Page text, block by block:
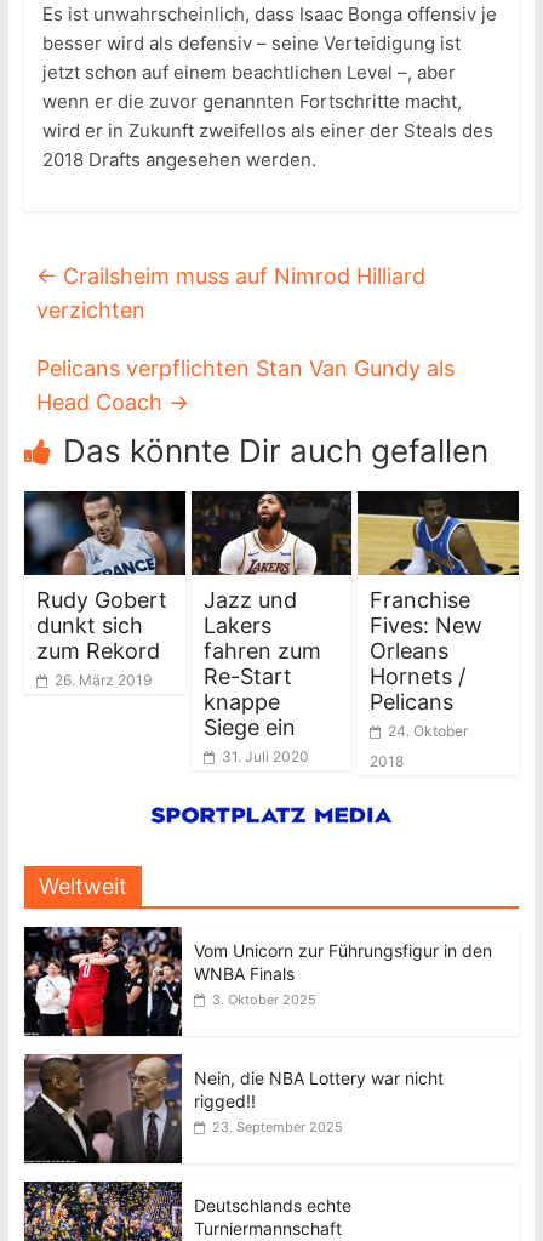
Es ist unwahrscheinlich, dass Isaac Bonga offensiv je
besser wird als defensiv – seine Verteidigung ist
jetzt schon auf einem beachtlichen Level –, aber
wenn er die zuvor genannten Fortschritte macht,
wird er in Zukunft zweifellos als einer der Steals des
2018 Drafts angesehen werden.
← Crailsheim muss auf Nimrod Hilliard
verzichten
Pelicans verpflichten Stan Van Gundy als
Head Coach →
Das könnte Dir auch gefallen
Rudy Gobert
dunkt sich
zum Rekord
26. März 2019
Jazz und
Lakers
fahren zum
Re-Start
knappe
Siege ein
31. Juli 2020
Franchise
Fives: New
Orleans
Hornets /
Pelicans
24. Oktober
2018
Weltweit
Vom Unicorn zur Führungsfigur in den
WNBA Finals
3. Oktober 2025
Nein, die NBA Lottery war nicht
rigged!!
23. September 2025
Deutschlands echte
Turniermannschaft